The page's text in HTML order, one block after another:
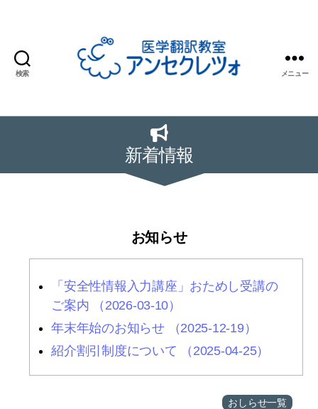
検索
学
翻
訳
教
ク
レ
ォ
メニュー
新着情報
お知らせ
「安全性情報入力講座」おためし受講の
ご案内 （2026-03-10）
年末年始のお知らせ （2025-12-19）
紹介割引制度について （2025-04-25）
おしらせ一覧